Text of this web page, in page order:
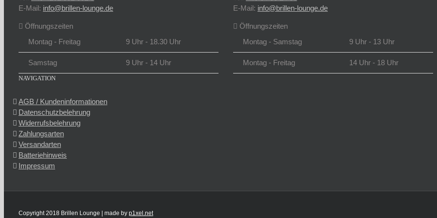
E-Mail: info@brillen-lounge.de
Öffnungszeiten
Montag - Freitag
9 Uhr - 18.30 Uhr
Samstag 9 Uhr - 14 Uhr
E-Mail: info@brillen-lounge.de
Öffnungszeiten
Montag - Samstag
9 Uhr - 13 Uhr
Montag - Freitag 14 Uhr - 18 Uhr
NAVIGATION
AGB / Kundeninformationen
Datenschutzbelehrung
Widerrufsbelehrung
Zahlungsarten
Versandarten
Batteriehinweis
Impressum
Copyright 2018 Brillen Lounge | made by p1xel.net